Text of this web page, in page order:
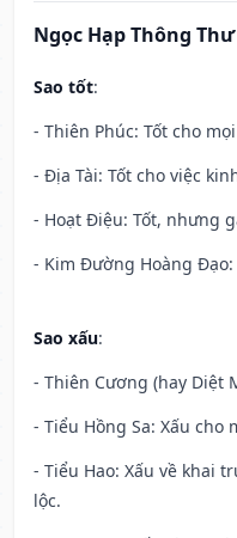
Ngọc Hạp Thông Thư
Sao tốt:
- Thiên Phúc: Tốt cho
- Địa Tài: Tốt cho việc
- Hoạt Điệu: Tốt, nhưng
- Kim Đường Hoàng Đạo:
Sao xấu:
- Thiên Cương (hay Diệt
- Tiểu Hồng Sa: Xấu cho
- Tiểu Hao: Xấu về khai
lộc.